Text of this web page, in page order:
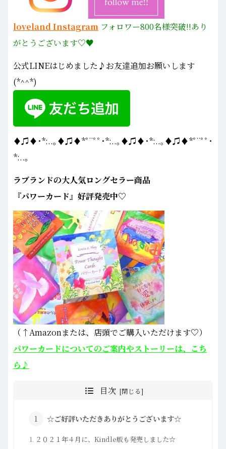
loveland Instagram フォロワー800名様突破!!あり
がとうございます♡♥
公式LINEはじめました♪お友達追加お願いします
(*^^*)
♦♫♦･*:..｡♦♫♦*ﾟ¨ﾟﾟ･*:..｡♦♫♦･*:..｡♦♫♦*ﾟ¨ﾟﾟ･
*:..｡
ラブランドの大人気ロングセラー商品
『パワーカード』好評発売中♡
（↑Amazonまたは、店頭でご購入いただけます♡）
パワーカードについてのご案内やストーリーは、こち
ら♪
目次
☆ご好評いただきありがとうございます☆
２０２１年４月に、Kindle版も発売しました☆